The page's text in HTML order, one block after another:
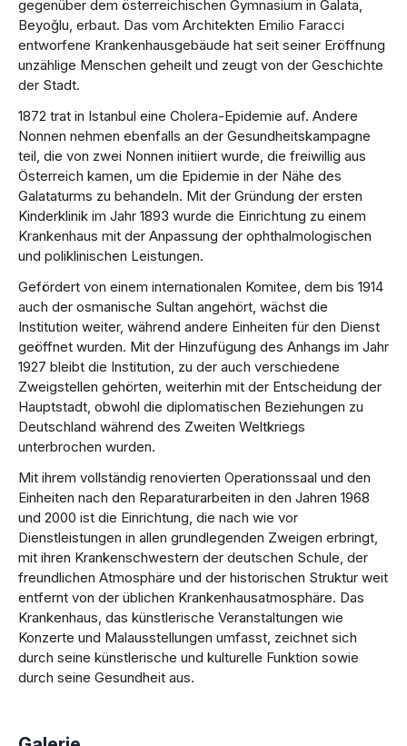
gegenüber dem österreichischen Gymnasium in Galata,
Beyoğlu, erbaut. Das vom Architekten Emilio Faracci
entworfene Krankenhausgebäude hat seit seiner Eröffnung
unzählige Menschen geheilt und zeugt von der Geschichte
der Stadt.
1872 trat in Istanbul eine Cholera-Epidemie auf. Andere
Nonnen nehmen ebenfalls an der Gesundheitskampagne
teil, die von zwei Nonnen initiiert wurde, die freiwillig aus
Österreich kamen, um die Epidemie in der Nähe des
Galataturms zu behandeln. Mit der Gründung der ersten
Kinderklinik im Jahr 1893 wurde die Einrichtung zu einem
Krankenhaus mit der Anpassung der ophthalmologischen
und poliklinischen Leistungen.
Gefördert von einem internationalen Komitee, dem bis 1914
auch der osmanische Sultan angehört, wächst die
Institution weiter, während andere Einheiten für den Dienst
geöffnet wurden. Mit der Hinzufügung des Anhangs im Jahr
1927 bleibt die Institution, zu der auch verschiedene
Zweigstellen gehörten, weiterhin mit der Entscheidung der
Hauptstadt, obwohl die diplomatischen Beziehungen zu
Deutschland während des Zweiten Weltkriegs
unterbrochen wurden.
Mit ihrem vollständig renovierten Operationssaal und den
Einheiten nach den Reparaturarbeiten in den Jahren 1968
und 2000 ist die Einrichtung, die nach wie vor
Dienstleistungen in allen grundlegenden Zweigen erbringt,
mit ihren Krankenschwestern der deutschen Schule, der
freundlichen Atmosphäre und der historischen Struktur weit
entfernt von der üblichen Krankenhausatmosphäre. Das
Krankenhaus, das künstlerische Veranstaltungen wie
Konzerte und Malausstellungen umfasst, zeichnet sich
durch seine künstlerische und kulturelle Funktion sowie
durch seine Gesundheit aus.